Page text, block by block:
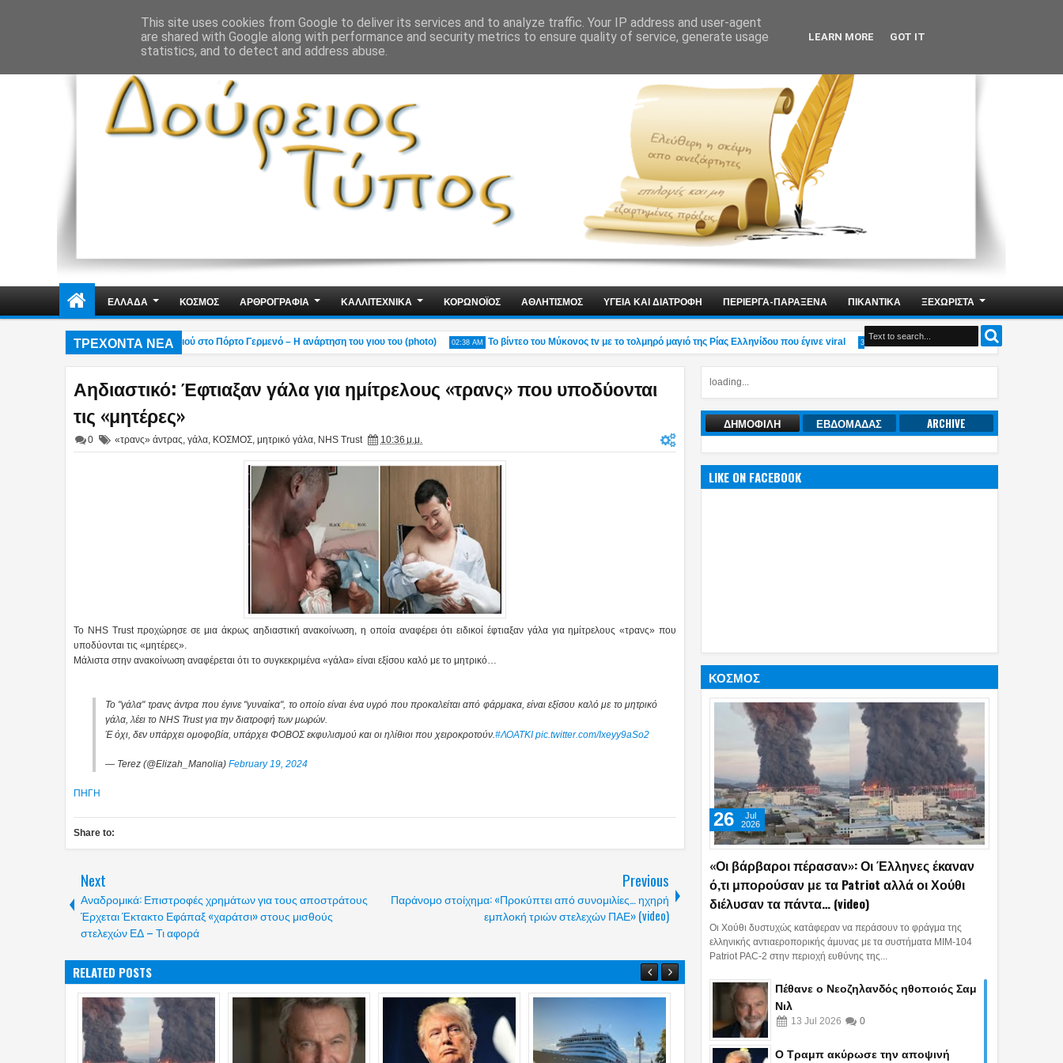
ΕΛΛΑΔΑ ΚΟΣΜΟΣ ΑΡΘΡΟΓΡΑΦΙΑ ΚΑΛΛΙΤΕΧΝΙΚΑ ΚΟΡΩΝΟΪΟΣ ΑΘΛΗΤΙΣΜΟΣ ΥΓΕΙΑ ΚΑΙ ΔΙΑΤΡΟΦΗ ΠΕΡΙΕΡΓΑ-ΠΑΡΑΞΕΝΑ ΠΙΚΑΝΤΙΚΑ ΞΕΧΩΡΙΣΤΑ
ΤΡΕΧΟΝΤΑ ΝΕΑ
Στάχτη το εξοχικό του ηθοποιού στο Πόρτο Γερμενό – Η ανάρτηση του γιου του (photo) 02:38 AM Το βίντεο του Μύκονος tv με το τολμηρό μαγιό της Ρίας Ελληνίδου που έγινε viral 3:49 PM Αδιανόητο: Η υπουργός Οικογένειας
Αηδιαστικό: Έφτιαξαν γάλα για ημίτρελους «τρανς» που υποδύονται
τις «μητέρες»
0 «τρανς» άντρας γάλα ΚΟΣΜΟΣ μητρικό γάλα NHS Trust 10:36 μ.μ.
Το NHS Trust προχώρησε σε μια άκρως αηδιαστική ανακοίνωση, η οποία αναφέρει ότι ειδικοί έφτιαξαν γάλα για ημίτρελους «τρανς» που
υποδύονται τις «μητέρες».
Μάλιστα στην ανακοίνωση αναφέρεται ότι το συγκεκριμένα «γάλα» είναι εξίσου καλό με το μητρικό…
Το "γάλα" τρανς άντρα που έγινε "γυναίκα", το οποίο είναι ένα υγρό που προκαλείται από φάρμακα, είναι εξίσου καλό με το μητρικό
γάλα, λέει το NHS Trust για την διατροφή των μωρών.
Έ όχι, δεν υπάρχει ομοφοβία, υπάρχει ΦΟΒΟΣ εκφυλισμού και οι ηλίθιοι που χειροκροτούν. #ΛΟΑΤΚΙ pic.twitter.com/Ixeyy9aSo2
— Terez (@Elizah_Manolia) February 19, 2024
ΠΗΓΗ
Share to:
Next
Αναδρομικά: Επιστροφές χρημάτων για τους αποστράτους
Έρχεται Έκτακτο Εφάπαξ «χαράτσι» στους μισθούς
στελεχών ΕΔ – Τι αφορά
Previous
Παράνομο στοίχημα: «Προκύπτει από συνομιλίες… ηχηρή
εμπλοκή τριών στελεχών ΠΑΕ» (video)
RELATED POSTS
loading...
ΔΗΜΟΦΙΛΗ ΕΒΔΟΜΑΔΑΣ ARCHIVE
LIKE ON FACEBOOK
ΚΟΣΜΟΣ
«Οι βάρβαροι πέρασαν»: Οι Έλληνες έκαναν
ό,τι μπορούσαν με τα Patriot αλλά οι Χούθι
διέλυσαν τα πάντα… (video)
26
Jul
2026
Οι Χούθι δυστυχώς κατάφεραν να περάσουν το φράγμα της
ελληνικής αντιαεροπορικής άμυνας με τα συστήματα MIM-104
Patriot PAC-2 στην περιοχή ευθύνης της...
Πέθανε ο Νεοζηλανδός ηθοποιός Σαμ
Νιλ
13 Jul 2026 0
Ο Τραμπ ακύρωσε την αποψινή
This site uses cookies from Google to deliver its services and to analyze traffic. Your IP address and user-agent
are shared with Google along with performance and security metrics to ensure quality of service, generate usage
statistics, and to detect and address abuse.
LEARN MORE GOT IT